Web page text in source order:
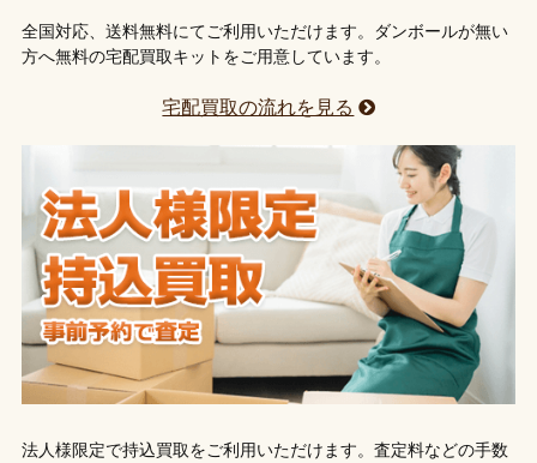
全国対応、送料無料にてご利用いただけます。ダンボールが無い
方へ無料の宅配買取キットをご用意しています。
宅配買取の流れを見る
法人様限定で持込買取をご利用いただけます。査定料などの手数